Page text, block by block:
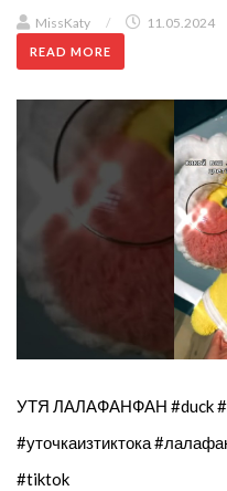
MissKaty / 11.05.2024
READ MORE
УТЯ ЛАЛАФАНФАН #duck
#уточкаизтиктока
#tiktok